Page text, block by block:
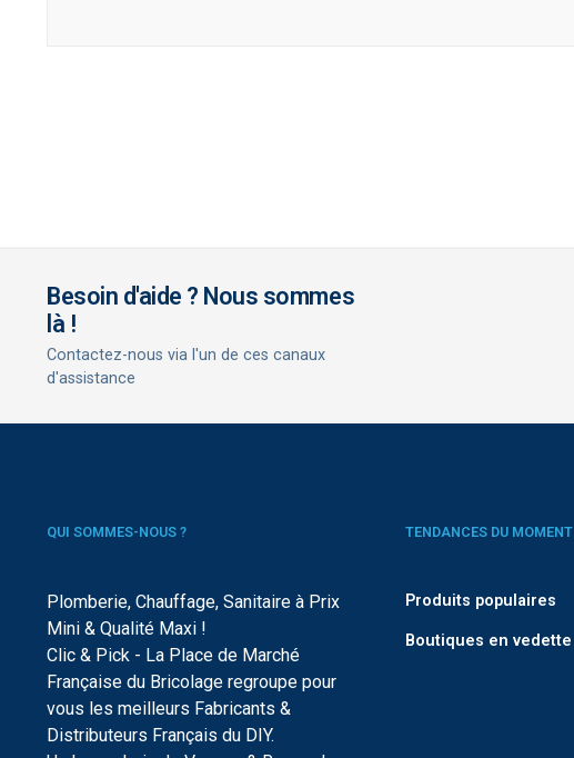
Besoin d'aide ? Nous sommes
là !
Contactez-nous via l'un de ces canaux
d'assistance
QUI SOMMES-NOUS ?
Plomberie, Chauffage, Sanitaire à Prix
Mini & Qualité Maxi !
Clic & Pick - La Place de Marché
Française du Bricolage regroupe pour
vous les meilleurs Fabricants &
Distributeurs Français du DIY.
TENDANCES DU MOMENT
Produits populaires
Boutiques en vedette